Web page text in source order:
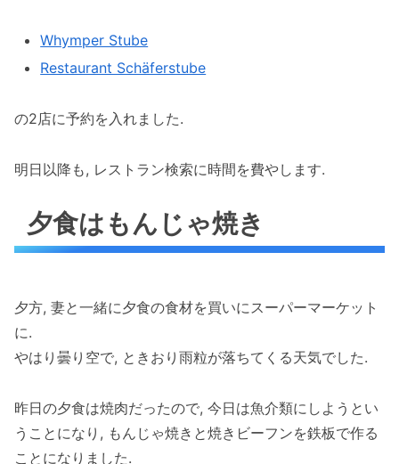
Whymper Stube
Restaurant Schäferstube
の2店に予約を入れました.
明日以降も, レストラン検索に時間を費やします.
夕食はもんじゃ焼き
夕方, 妻と一緒に夕食の食材を買いにスーパーマーケット
に.
やはり曇り空で, ときおり雨粒が落ちてくる天気でした.
昨日の夕食は焼肉だったので, 今日は魚介類にしようとい
うことになり, もんじゃ焼きと焼きビーフンを鉄板で作る
ことになりました.